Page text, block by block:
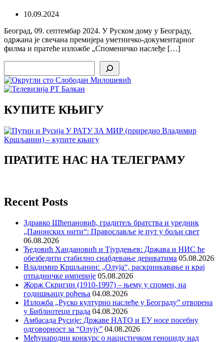
10.09.2024
Београд, 09. септембар 2024. У Руском дому у Београду,
одржана је свечана премијера уметничко-документарног
филма и пратеће изложбе „Споменичко наслеђе […]
КУПИТЕ КЊИГУ
ПРАТИТЕ НАС НА ТЕЛЕГРАМУ
Recent Posts
Здравко Шћепановић, градитељ братства и уредник
„Панонских нити“: Православље је пут у бољи свет
06.08.2026
Ђедовић Хандановић и Тјурдењев: Држава и НИС ће
обезбедити стабилно снабдевање дериватима 05.08.2026
Владимир Кршљанин: „Олуја“, раскринкавање и крај
отпадничке империје 05.08.2026
Жорж Скригин (1910-1997) – њему у спомен, на
годишњицу рођења 04.08.2026
Изложба „Руско културно наслеђе у Београду” отворена
у Библиотеци града 04.08.2026
Амбасада Русије: Државе НАТО и ЕУ носе посебну
одговорност за “Олују” 04.08.2026
Међународни конкурс о нацистичком геноциду над